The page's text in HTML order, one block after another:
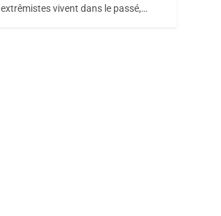
Maroc : Les Amandes
extrêmistes vivent dans le passé,…